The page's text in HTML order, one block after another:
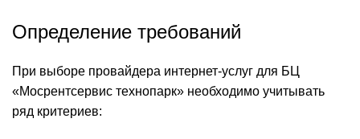
Определение требований
При выборе провайдера интернет-услуг для БЦ
«Мосрентсервис технопарк» необходимо учитывать
ряд критериев: